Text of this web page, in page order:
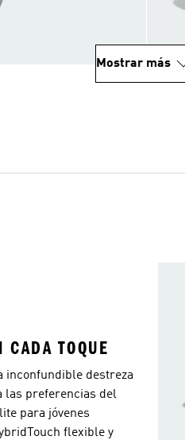
Mostrar más
TOQUE
inconfundible destreza
las preferencias del
para jóvenes
flexible y